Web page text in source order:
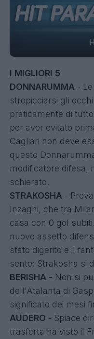
I MIGLIORI 5
DONNARUMMA -
stropicciarsi gli
praticamente di
per aver evitato
Cagliari non deve
questo
modificatore difesa,
schierato.
STRAKOSHA -
Inzaghi, che tra
casa con 0 gol
nuovo assetto
stato digerito e il
sente: Strakosha si
BERISHA - Non si
dell'Atalanta di
significato dei mesi
AUDERO - Spiace
trasferta ha visto il